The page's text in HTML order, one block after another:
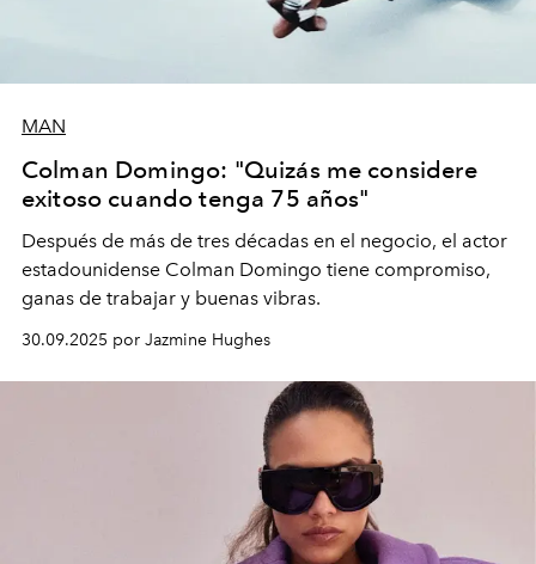
MAN
Colman Domingo: "Quizás me considere
exitoso cuando tenga 75 años"
Después de más de tres décadas en el negocio, el actor
estadounidense Colman Domingo tiene compromiso,
ganas de trabajar y buenas vibras.
30.09.2025 por Jazmine Hughes